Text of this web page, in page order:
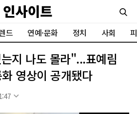
드 연예·문화 정치 사회
지 나도 몰라"...표예림
영상이 공개됐다